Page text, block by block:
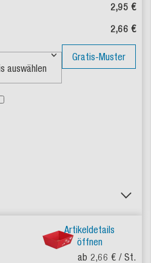
2,95 €
2,66 €
Gratis-Muster
Artikeldetails
öffnen
ab 2,66 € / St.